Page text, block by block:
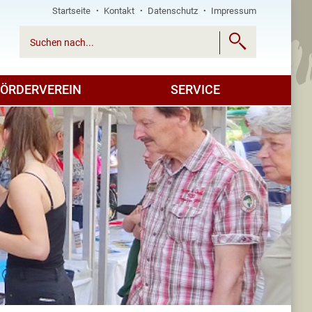
Startseite Kontakt Datenschutz Impressum

SERVICE